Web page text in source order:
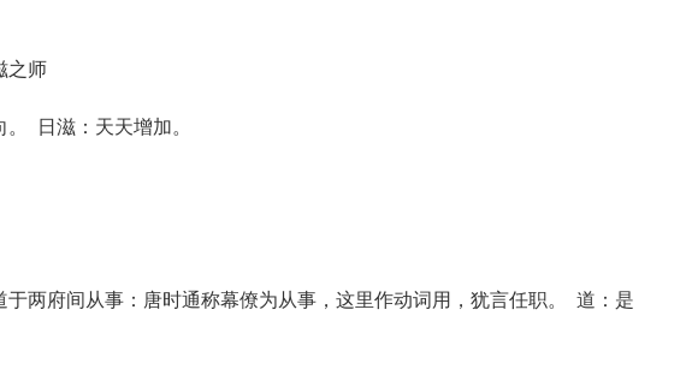
之师
日滋：天天增加。
府间从事：唐时通称幕僚为从事，这里作动词用，犹言任职。 道：是